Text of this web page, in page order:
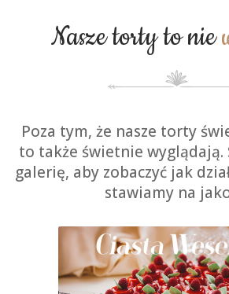
Nasze torty to nie
Poza tym, że nasze torty
to także świetnie wyglądają.
galerię, aby zobaczyć jak
stawiamy na